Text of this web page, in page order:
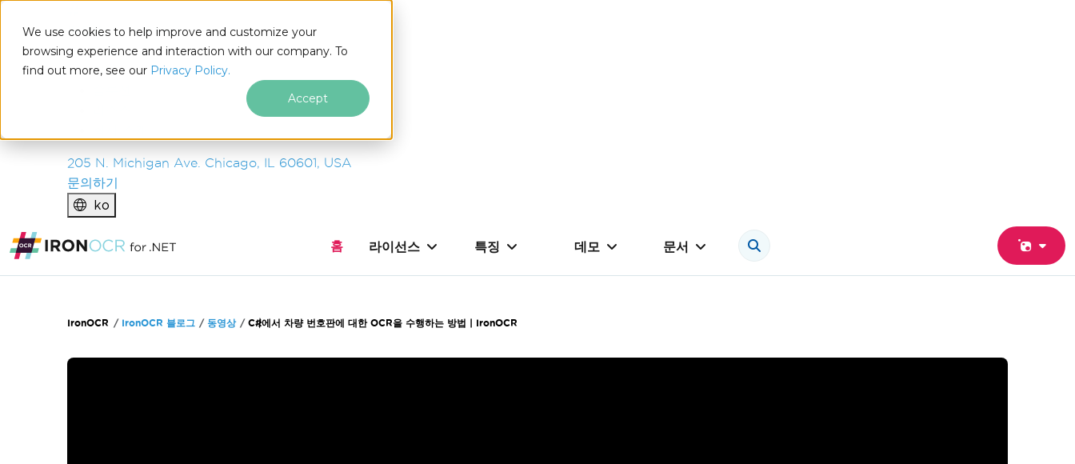
We use cookies to help improve and customize your
browsing experience and interaction with our company. To
find out more, see our Privacy Policy.
Accept
IRONSOFTWARE
제품
기업
205 N. Michigan Ave. Chicago, IL 60601, USA
문의하기
ko
홈 라이선스 특징 데모 문서
IronOCR IronOCR 블로그 동영상 C#에서 차량 번호판에 대한 OCR을 수행하는 방법 | IronOCR